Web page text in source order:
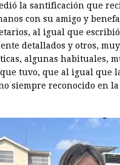
la santificación que
con su amigo y
al igual que
detallados y otros,
algunas habituales,
tuvo, que al igual que
siempre reconocido en